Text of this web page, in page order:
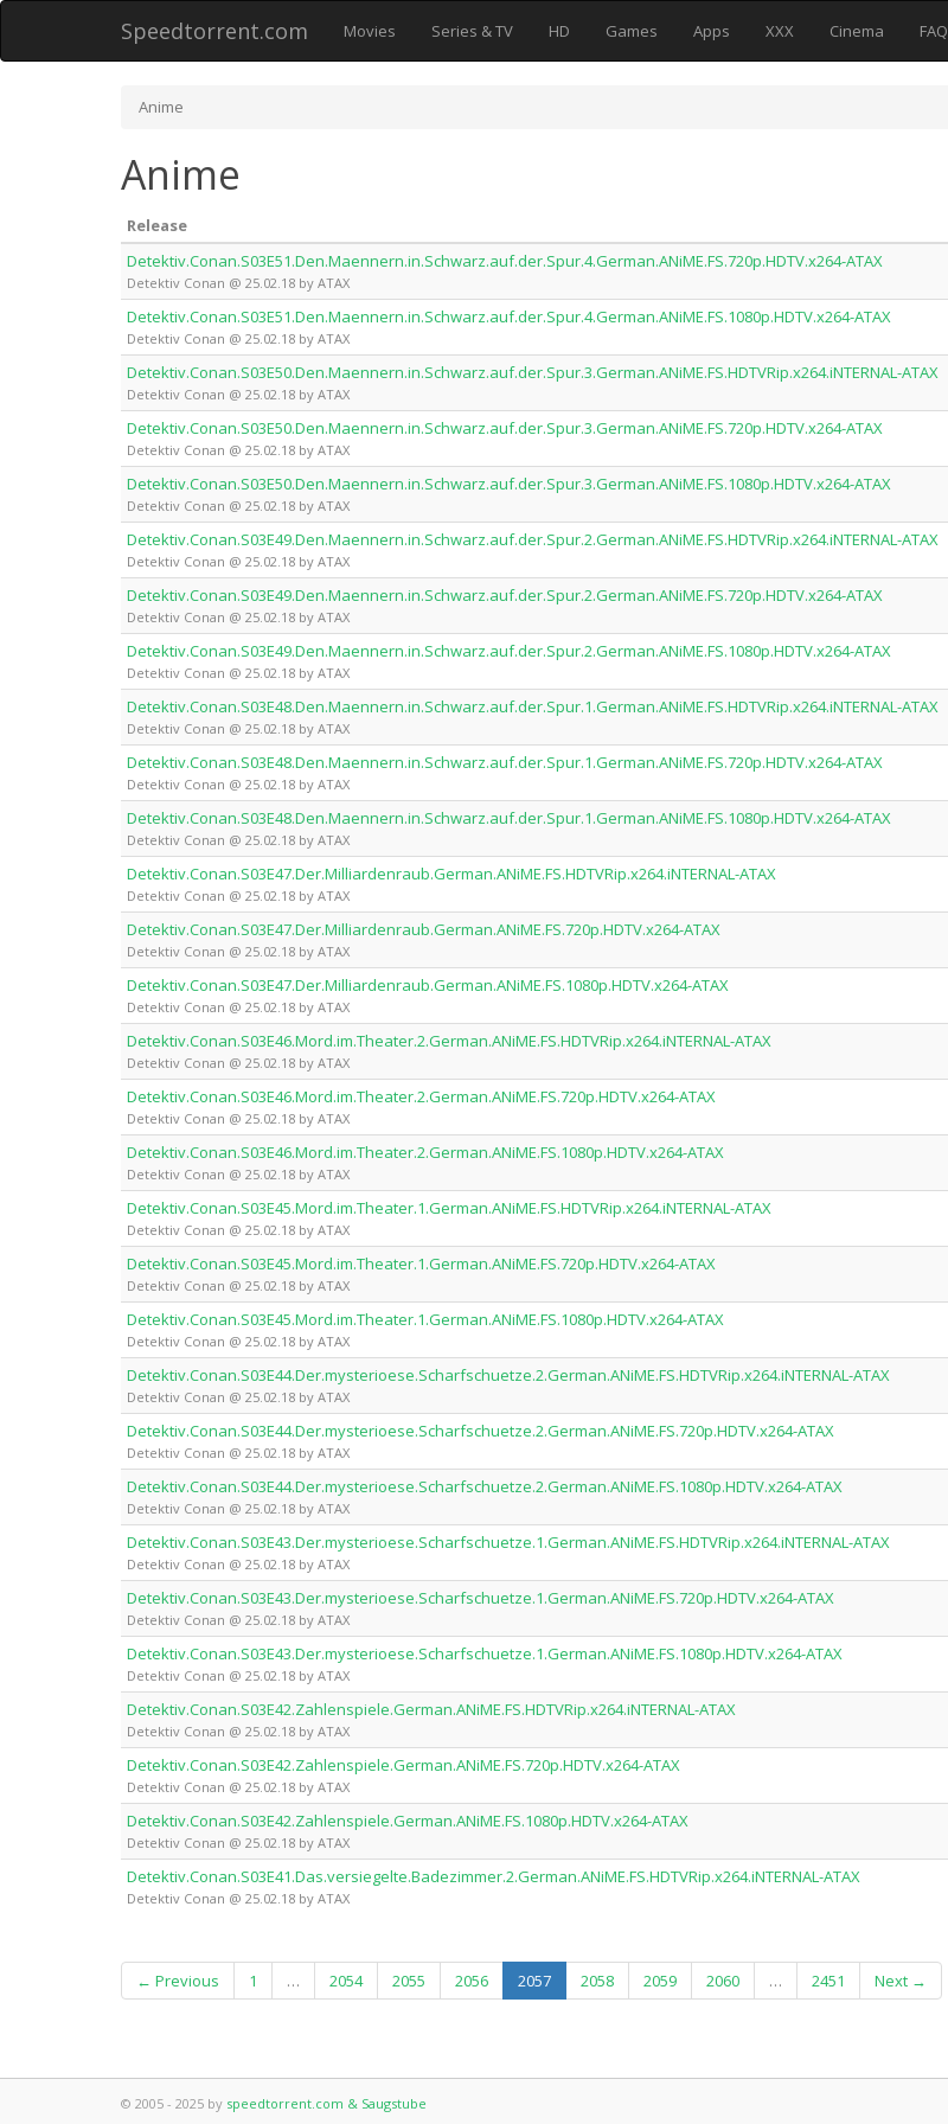
Speedtorrent.com Movies Series & TV HD Games Apps XXX Cinema FAQ
Anime
Anime
Release
Detektiv.Conan.S03E51.Den.Maennern.in.Schwarz.auf.der.Spur.4.German.ANiME.FS.720p.HDTV.x264-ATAX
Detektiv Conan @ 25.02.18 by ATAX
Detektiv.Conan.S03E51.Den.Maennern.in.Schwarz.auf.der.Spur.4.German.ANiME.FS.1080p.HDTV.x264-ATAX
Detektiv Conan @ 25.02.18 by ATAX
Detektiv.Conan.S03E50.Den.Maennern.in.Schwarz.auf.der.Spur.3.German.ANiME.FS.HDTVRip.x264.iNTERNAL-ATAX
Detektiv Conan @ 25.02.18 by ATAX
Detektiv.Conan.S03E50.Den.Maennern.in.Schwarz.auf.der.Spur.3.German.ANiME.FS.720p.HDTV.x264-ATAX
Detektiv Conan @ 25.02.18 by ATAX
Detektiv.Conan.S03E50.Den.Maennern.in.Schwarz.auf.der.Spur.3.German.ANiME.FS.1080p.HDTV.x264-ATAX
Detektiv Conan @ 25.02.18 by ATAX
Detektiv.Conan.S03E49.Den.Maennern.in.Schwarz.auf.der.Spur.2.German.ANiME.FS.HDTVRip.x264.iNTERNAL-ATAX
Detektiv Conan @ 25.02.18 by ATAX
Detektiv.Conan.S03E49.Den.Maennern.in.Schwarz.auf.der.Spur.2.German.ANiME.FS.720p.HDTV.x264-ATAX
Detektiv Conan @ 25.02.18 by ATAX
Detektiv.Conan.S03E49.Den.Maennern.in.Schwarz.auf.der.Spur.2.German.ANiME.FS.1080p.HDTV.x264-ATAX
Detektiv Conan @ 25.02.18 by ATAX
Detektiv.Conan.S03E48.Den.Maennern.in.Schwarz.auf.der.Spur.1.German.ANiME.FS.HDTVRip.x264.iNTERNAL-ATAX
Detektiv Conan @ 25.02.18 by ATAX
Detektiv.Conan.S03E48.Den.Maennern.in.Schwarz.auf.der.Spur.1.German.ANiME.FS.720p.HDTV.x264-ATAX
Detektiv Conan @ 25.02.18 by ATAX
Detektiv.Conan.S03E48.Den.Maennern.in.Schwarz.auf.der.Spur.1.German.ANiME.FS.1080p.HDTV.x264-ATAX
Detektiv Conan @ 25.02.18 by ATAX
Detektiv.Conan.S03E47.Der.Milliardenraub.German.ANiME.FS.HDTVRip.x264.iNTERNAL-ATAX
Detektiv Conan @ 25.02.18 by ATAX
Detektiv.Conan.S03E47.Der.Milliardenraub.German.ANiME.FS.720p.HDTV.x264-ATAX
Detektiv Conan @ 25.02.18 by ATAX
Detektiv.Conan.S03E47.Der.Milliardenraub.German.ANiME.FS.1080p.HDTV.x264-ATAX
Detektiv Conan @ 25.02.18 by ATAX
Detektiv.Conan.S03E46.Mord.im.Theater.2.German.ANiME.FS.HDTVRip.x264.iNTERNAL-ATAX
Detektiv Conan @ 25.02.18 by ATAX
Detektiv.Conan.S03E46.Mord.im.Theater.2.German.ANiME.FS.720p.HDTV.x264-ATAX
Detektiv Conan @ 25.02.18 by ATAX
Detektiv.Conan.S03E46.Mord.im.Theater.2.German.ANiME.FS.1080p.HDTV.x264-ATAX
Detektiv Conan @ 25.02.18 by ATAX
Detektiv.Conan.S03E45.Mord.im.Theater.1.German.ANiME.FS.HDTVRip.x264.iNTERNAL-ATAX
Detektiv Conan @ 25.02.18 by ATAX
Detektiv.Conan.S03E45.Mord.im.Theater.1.German.ANiME.FS.720p.HDTV.x264-ATAX
Detektiv Conan @ 25.02.18 by ATAX
Detektiv.Conan.S03E45.Mord.im.Theater.1.German.ANiME.FS.1080p.HDTV.x264-ATAX
Detektiv Conan @ 25.02.18 by ATAX
Detektiv.Conan.S03E44.Der.mysterioese.Scharfschuetze.2.German.ANiME.FS.HDTVRip.x264.iNTERNAL-ATAX
Detektiv Conan @ 25.02.18 by ATAX
Detektiv.Conan.S03E44.Der.mysterioese.Scharfschuetze.2.German.ANiME.FS.720p.HDTV.x264-ATAX
Detektiv Conan @ 25.02.18 by ATAX
Detektiv.Conan.S03E44.Der.mysterioese.Scharfschuetze.2.German.ANiME.FS.1080p.HDTV.x264-ATAX
Detektiv Conan @ 25.02.18 by ATAX
Detektiv.Conan.S03E43.Der.mysterioese.Scharfschuetze.1.German.ANiME.FS.HDTVRip.x264.iNTERNAL-ATAX
Detektiv Conan @ 25.02.18 by ATAX
Detektiv.Conan.S03E43.Der.mysterioese.Scharfschuetze.1.German.ANiME.FS.720p.HDTV.x264-ATAX
Detektiv Conan @ 25.02.18 by ATAX
Detektiv.Conan.S03E43.Der.mysterioese.Scharfschuetze.1.German.ANiME.FS.1080p.HDTV.x264-ATAX
Detektiv Conan @ 25.02.18 by ATAX
Detektiv.Conan.S03E42.Zahlenspiele.German.ANiME.FS.HDTVRip.x264.iNTERNAL-ATAX
Detektiv Conan @ 25.02.18 by ATAX
Detektiv.Conan.S03E42.Zahlenspiele.German.ANiME.FS.720p.HDTV.x264-ATAX
Detektiv Conan @ 25.02.18 by ATAX
Detektiv.Conan.S03E42.Zahlenspiele.German.ANiME.FS.1080p.HDTV.x264-ATAX
Detektiv Conan @ 25.02.18 by ATAX
Detektiv.Conan.S03E41.Das.versiegelte.Badezimmer.2.German.ANiME.FS.HDTVRip.x264.iNTERNAL-ATAX
Detektiv Conan @ 25.02.18 by ATAX
← Previous 1 … 2054 2055 2056 2057(current)
2058 2059 2060 … 2451 Next →
© 2005 - 2025 by speedtorrent.com & Saugstube